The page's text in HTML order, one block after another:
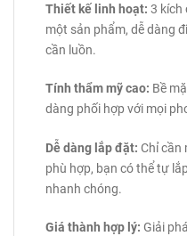
Thiết kế linh hoạt: 3 kích
một sản phẩm, dễ dàng
cần luồn.
Tính thẩm mỹ cao: Bề
dàng phối hợp với mọi
Dễ dàng lắp đặt: Chỉ cần
phù hợp, bạn có thể tự
nhanh chóng.
Giá thành hợp lý: Giải